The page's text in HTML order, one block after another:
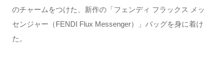
のチャームをつけた、新作の「フェンディ フラックス メッ
センジャー（FENDI Flux Messenger）」バッグを身に着け
た。